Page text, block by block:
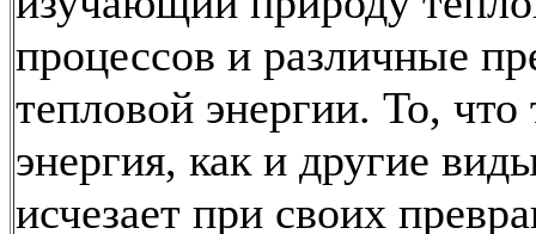
процессов и различные
тепловой энергии. То, что
энергия, как и другие
исчезает при своих